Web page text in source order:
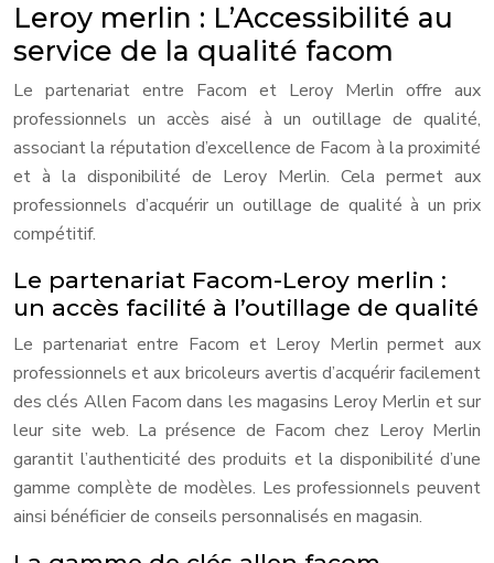
Leroy merlin : L’Accessibilité au
service de la qualité facom
Le partenariat entre Facom et Leroy Merlin offre aux
professionnels un accès aisé à un outillage de qualité,
associant la réputation d’excellence de Facom à la proximité
et à la disponibilité de Leroy Merlin. Cela permet aux
professionnels d’acquérir un outillage de qualité à un prix
compétitif.
Le partenariat Facom-Leroy merlin :
un accès facilité à l’outillage de qualité
Le partenariat entre Facom et Leroy Merlin permet aux
professionnels et aux bricoleurs avertis d’acquérir facilement
des clés Allen Facom dans les magasins Leroy Merlin et sur
leur site web. La présence de Facom chez Leroy Merlin
garantit l’authenticité des produits et la disponibilité d’une
gamme complète de modèles. Les professionnels peuvent
ainsi bénéficier de conseils personnalisés en magasin.